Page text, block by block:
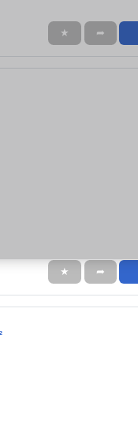
★ ➦
★ ➦